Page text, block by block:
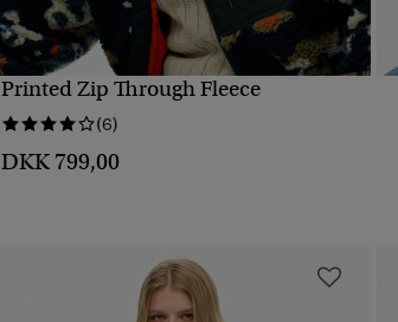
HURTIGVISNING
Printed Zip Through Fleece
(6)
DKK 799,00